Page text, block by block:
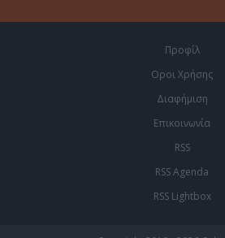
Προφίλ
Οροι Χρήσης
Διαφήμιση
Επικοινωνία
RSS
RSS Agenda
RSS Lightbox